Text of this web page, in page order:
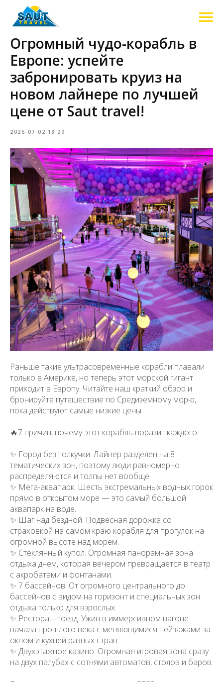
Огромный чудо-корабль в
Европе: успейте
забронировать круиз на
новом лайнере по лучшей
цене от Saut travel!
2026-07-02 18:29
Раньше такие ультрасовременные корабли плавали
только в Америке, но теперь этот морской гигант
приходит в Европу. Читайте наш краткий обзор и
бронируйте путешествие по Средиземному морю,
пока действуют самые низкие цены
🔥7 причин, почему этот корабль поразит каждого:
✨ Город без толкучки. Лайнер разделен на 8
тематических зон, поэтому люди равномерно
распределяются и толпы нет вообще.
✨ Мега-аквапарк. Шесть экстремальных водных горок
прямо в открытом море — это самый большой
аквапарк на воде.
✨ Шаг над бездной. Подвесная дорожка со
страховкой на самом краю корабля для прогулок на
огромной высоте над морем.
✨ Стеклянный купол. Огромная панорамная зона
отдыха днем, которая вечером превращается в театр
с акробатами и фонтанами.
✨ 7 бассейнов. От огромного центрального до
бассейнов с видом на горизонт и специальных зон
отдыха только для взрослых.
✨ Ресторан-поезд. Ужин в иммерсивном вагоне
начала прошлого века с меняющимися пейзажами за
окном и кухней разных стран.
✨ Двухэтажное казино. Огромная игровая зона сразу
на двух палубах с сотнями автоматов, столов и баров.